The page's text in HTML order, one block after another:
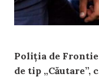
Poliția de
de tip „Căutare”,